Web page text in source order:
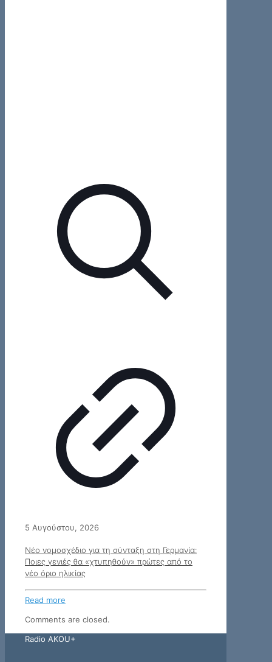
5 Αυγούστου, 2026
Νέο νομοσχέδιο για τη σύνταξη στη Γερμανία:
Ποιες γενιές θα «χτυπηθούν» πρώτες από το
νέο όριο ηλικίας
Read more
Comments are closed.
Radio AKOU+